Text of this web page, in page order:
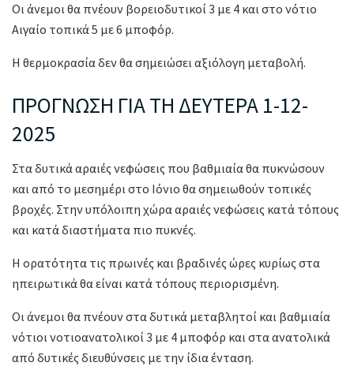
Οι άνεμοι θα πνέουν βορειοδυτικοί 3 με 4 και στο νότιο
Αιγαίο τοπικά 5 με 6 μποφόρ.
Η θερμοκρασία δεν θα σημειώσει αξιόλογη μεταβολή.
ΠΡΟΓΝΩΣΗ ΓΙΑ ΤΗ ΔΕΥΤΕΡΑ 1-12-
2025
Στα δυτικά αραιές νεφώσεις που βαθμιαία θα πυκνώσουν
και από το μεσημέρι στο Ιόνιο θα σημειωθούν τοπικές
βροχές. Στην υπόλοιπη χώρα αραιές νεφώσεις κατά τόπους
και κατά διαστήματα πιο πυκνές.
Η ορατότητα τις πρωινές και βραδινές ώρες κυρίως στα
ηπειρωτικά θα είναι κατά τόπους περιορισμένη.
Οι άνεμοι θα πνέουν στα δυτικά μεταβλητοί και βαθμιαία
νότιοι νοτιοανατολικοί 3 με 4 μποφόρ και στα ανατολικά
από δυτικές διευθύνσεις με την ίδια ένταση.